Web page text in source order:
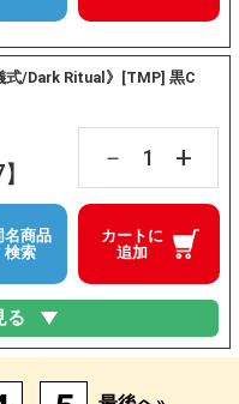
式/Dark Ritual》[TMP] 黒C
－ +
カートに
追加
名商品
検索
る